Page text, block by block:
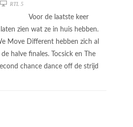
RTL 5
Voor de laatste keer
zien wat ze in huis hebben.
Move Different hebben zich al
halve finales. Tocsick en The
chance dance off de strijd